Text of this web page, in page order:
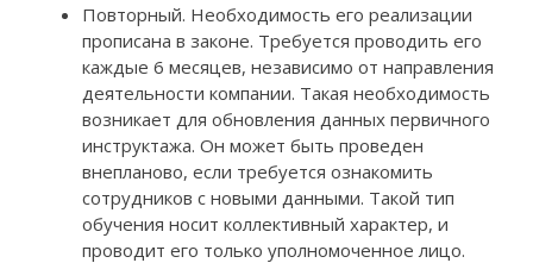
Повторный. Необходимость его реализации
прописана в законе. Требуется проводить его
каждые 6 месяцев, независимо от направления
деятельности компании. Такая необходимость
возникает для обновления данных первичного
инструктажа. Он может быть проведен
внепланово, если требуется ознакомить
сотрудников с новыми данными. Такой тип
обучения носит коллективный характер, и
проводит его только уполномоченное лицо.